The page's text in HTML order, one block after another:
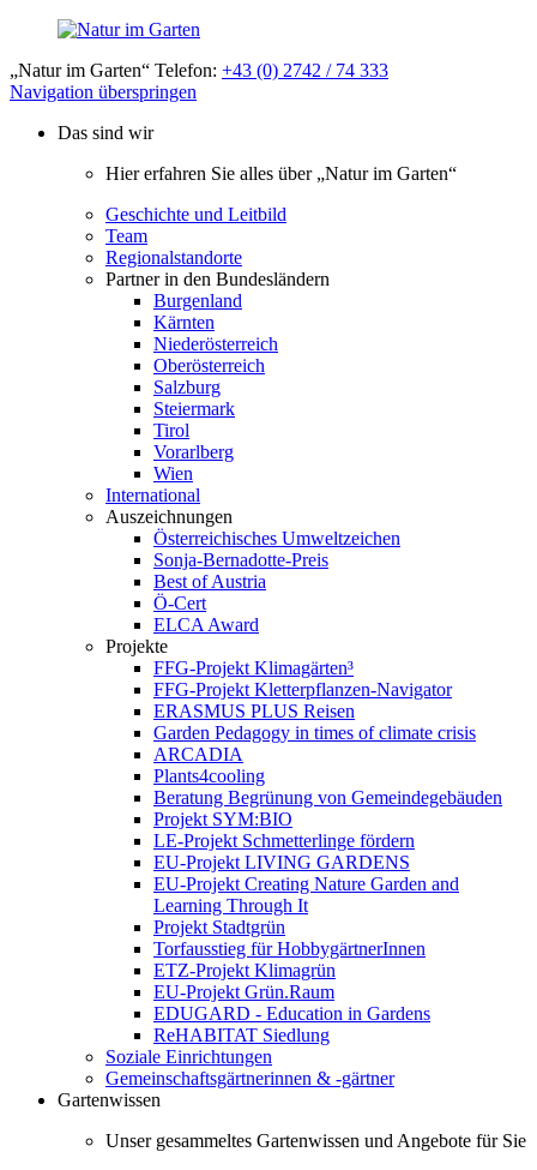
„Natur im Garten“ Telefon: +43 (0) 2742 / 74 333
Navigation überspringen
Das sind wir
Hier erfahren Sie alles über „Natur im Garten“
Geschichte und Leitbild
Team
Regionalstandorte
Partner in den Bundesländern
Burgenland
Kärnten
Niederösterreich
Oberösterreich
Salzburg
Steiermark
Tirol
Vorarlberg
Wien
International
Auszeichnungen
Österreichisches Umweltzeichen
Sonja-Bernadotte-Preis
Best of Austria
Ö-Cert
ELCA Award
Projekte
FFG-Projekt Klimagärten³
FFG-Projekt Kletterpflanzen-Navigator
ERASMUS PLUS Reisen
Garden Pedagogy in times of climate crisis
ARCADIA
Plants4cooling
Beratung Begrünung von Gemeindegebäuden
Projekt SYM:BIO
LE-Projekt Schmetterlinge fördern
EU-Projekt LIVING GARDENS
EU-Projekt Creating Nature Garden and
Learning Through It
Projekt Stadtgrün
Torfausstieg für HobbygärtnerInnen
ETZ-Projekt Klimagrün
EU-Projekt Grün.Raum
EDUGARD - Education in Gardens
ReHABITAT Siedlung
Soziale Einrichtungen
Gemeinschaftsgärtnerinnen & -gärtner
Gartenwissen
Unser gesammeltes Gartenwissen und Angebote für Sie